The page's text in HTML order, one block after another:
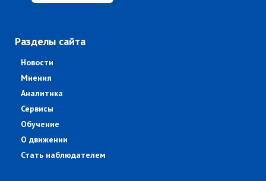
Разделы сайта
Новости
Мнения
Аналитика
Сервисы
Обучение
О движении
Стать наблюдателем